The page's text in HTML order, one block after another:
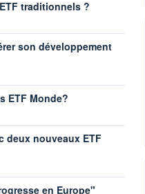
traditionnels ?
son développement
ETF Monde?
deux nouveaux ETF
en Europe"